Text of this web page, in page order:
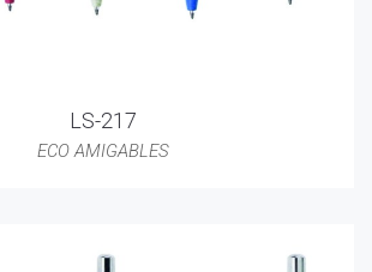
LS-217
ECO AMIGABLES